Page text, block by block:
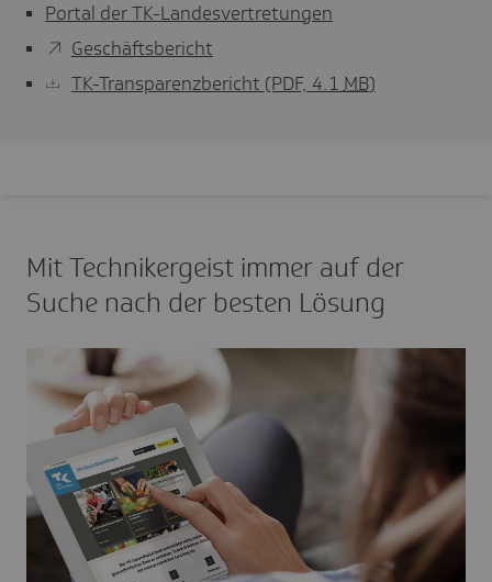
Portal der TK-Landesvertretungen
Geschäftsbericht
TK-Transparenzbericht (PDF, 4.1 MB)
Mit Technikergeist immer auf der
Suche nach der besten Lösung